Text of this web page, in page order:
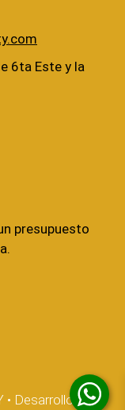
6ta Este y la
presupuesto
Desarrollo y